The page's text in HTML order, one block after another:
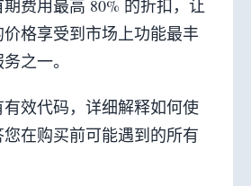
费用最高 80% 的折扣，让
格享受到市场上功能最丰
之一。
效代码，详细解释如何使
在购买前可能遇到的所有